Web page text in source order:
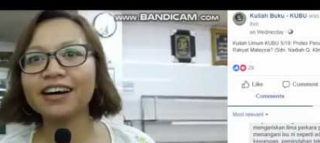
Banjir
Hutan